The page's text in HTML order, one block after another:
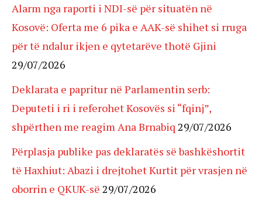
Alarm nga raporti i NDI-së për situatën në
Kosovë: Oferta me 6 pika e AAK-së shihet si rruga
për të ndalur ikjen e qytetarëve thotë Gjini
29/07/2026
Deklarata e papritur në Parlamentin serb:
Deputeti i ri i referohet Kosovës si “fqinj”,
shpërthen me reagim Ana Brnabiq 29/07/2026
Përplasja publike pas deklaratës së bashkëshortit
të Haxhiut: Abazi i drejtohet Kurtit për vrasjen në
oborrin e QKUK-së 29/07/2026